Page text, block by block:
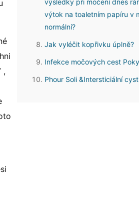
,
výsledky při močení dnes
výtok na toaletním papíru v
normální?
Jak vyléčit kopřivku úplně?
Infekce močových cest
Phour Soli &Intersticiální